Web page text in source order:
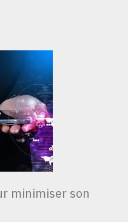
minimiser son